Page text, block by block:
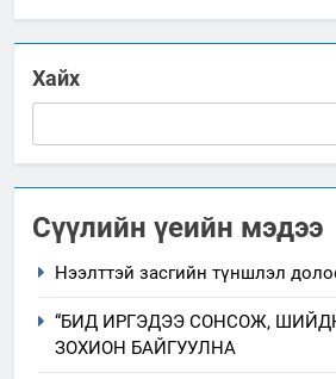
Хайх
Сүүлийн үеийн мэдээ
Нээлттэй засгийн түншлэл
“БИД ИРГЭДЭЭ СОНСОЖ,
ЗОХИОН БАЙГУУЛНА